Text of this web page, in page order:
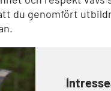
du genomfört